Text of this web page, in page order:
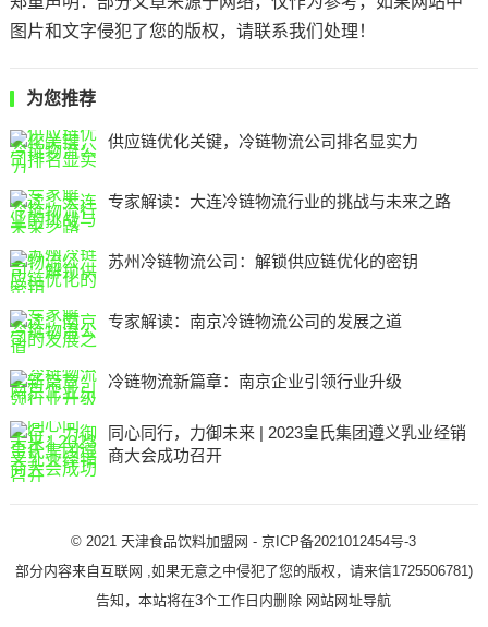
图片和文字侵犯了您的版权，请联系我们处理！
为您推荐
供应链优化关键，冷链物流公司排名显实力
专家解读：大连冷链物流行业的挑战与未来之路
苏州冷链物流公司：解锁供应链优化的密钥
专家解读：南京冷链物流公司的发展之道
冷链物流新篇章：南京企业引领行业升级
同心同行，力御未来 | 2023皇氏集团遵义乳业经销
商大会成功召开
© 2021天津食品饮料加盟网 -京ICP备2021012454号-3
部分内容来自互联网 ,如果无意之中侵犯了您的版权，请来信1725506781)
告知，本站将在3个工作日内删除 网站网址导航